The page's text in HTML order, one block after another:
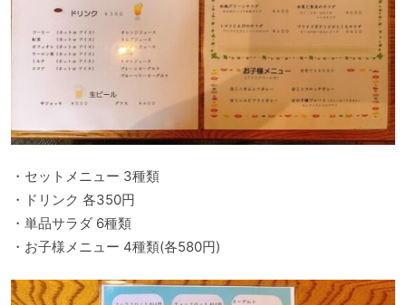
・セットメニュー 3種類
・ドリンク 各350円
・単品サラダ 6種類
・お子様メニュー 4種類(各580円)